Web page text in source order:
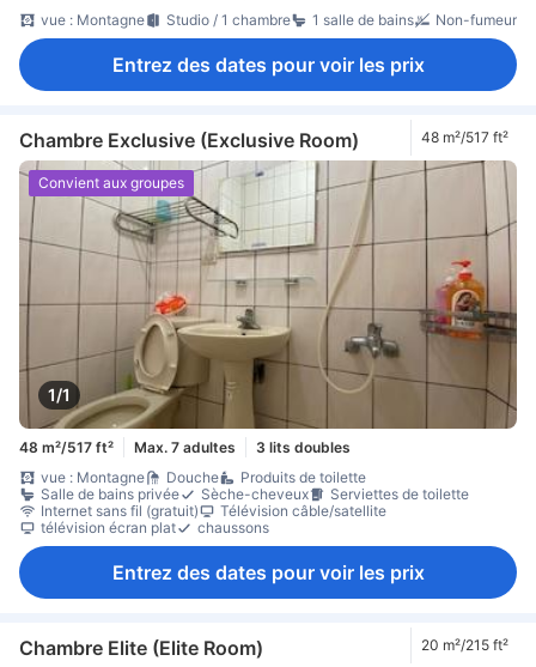
vue : Montagne
Studio / 1 chambre 1 salle de bains Non-fumeur
Entrez des dates pour voir les prix
Chambre Exclusive (Exclusive Room) 48 m²/517 ft²
1/1
Convient aux groupes
48 m²/517 ft² Max. 7 adultes
3 lits doubles
vue : Montagne
Douche
Produits de toilette
Salle de bains privée
Sèche-cheveux
Serviettes de toilette
Internet sans fil (gratuit)
Télévision câble/satellite
télévision écran plat
chaussons
Entrez des dates pour voir les prix
Chambre Elite (Elite Room) 20 m²/215 ft²